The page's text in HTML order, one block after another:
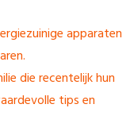
apparaten
die recentelijk hun
tips en